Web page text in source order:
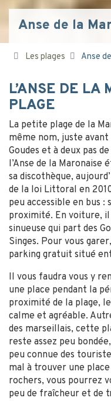
Anse de la
Les plages Anse
L’ANSE DE LA
PLAGE
La petite plage de la
même nom, juste
Goudes et à deux pas
l’Anse de la Maronaise
sa discothèque,
de la loi Littoral en
peu accessible en bus :
proximité. En voiture,
sinueuse qui part des
Singes. Pour vous
parking gratuit situé
Il vous faudra vous y
une place pendant la
proximité de la plage,
calme et agréable.
des marseillais, cette
reste assez peu
peu connue des
mal à trouver une
rochers, vous pourrez
peu de fraîcheur et de